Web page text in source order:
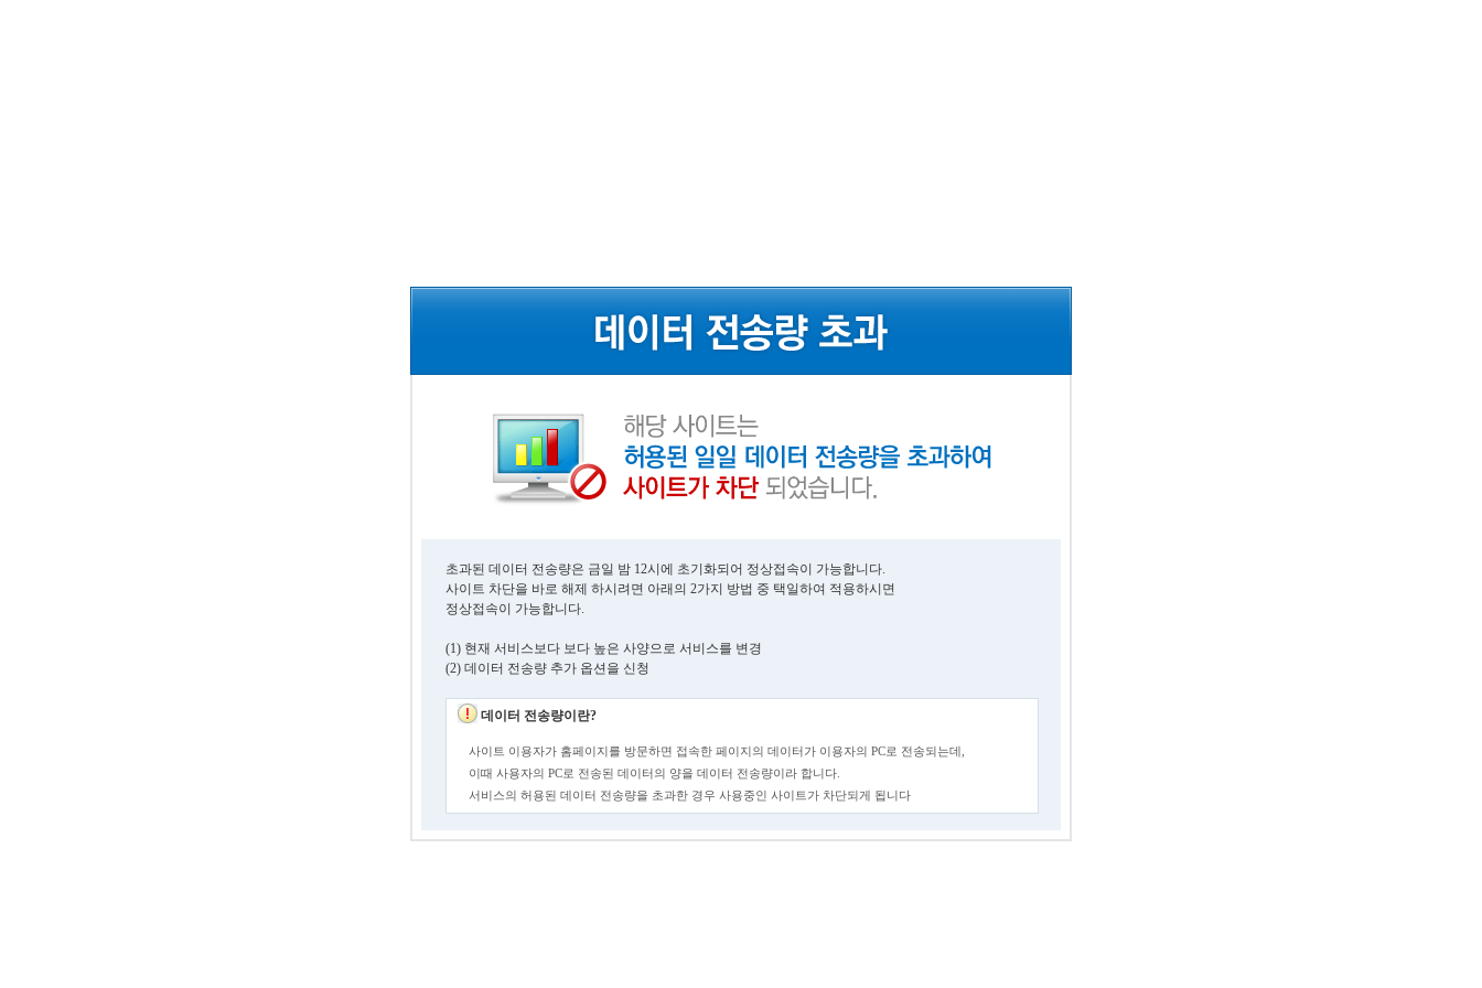
초과된 데이터 전송량은 금일 밤 12시에 초기화되어 정상접속이 가능합니다.
사이트 차단을 바로 해제 하시려면 아래의 2가지 방법 중 택일하여 적용하시면
정상접속이 가능합니다.
(1) 현재 서비스보다 보다 높은 사양으로 서비스를 변경
(2) 데이터 전송량 추가 옵션을 신청
데이터 전송량이란?
사이트 이용자가 홈페이지를 방문하면 접속한 페이지의 데이터가 이용자의 PC로 전송되는데,
이때 사용자의 PC로 전송된 데이터의 양을 데이터 전송량이라 합니다.
서비스의 허용된 데이터 전송량을 초과한 경우 사용중인 사이트가 차단되게 됩니다